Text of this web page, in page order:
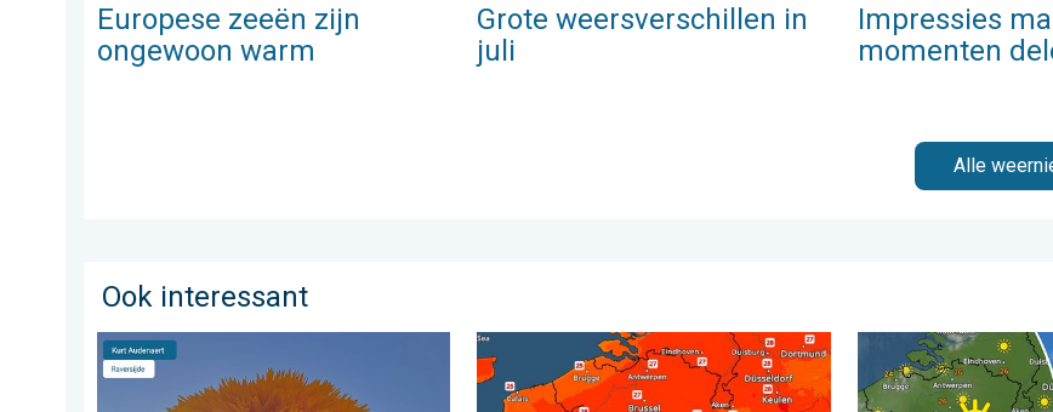
Europese zeeën zijn
ongewoon warm
Grote weersverschillen in
juli
Impressies
momenten
Alle
Ook interessant
Stuur jouw weerfoto van de week!. Weer&Radar Uploader. . . zondag 2 augustus 2026
Zaterdag warmste dag van de week. Bijna overal zomers warm. . .
Fraai zomerweer om